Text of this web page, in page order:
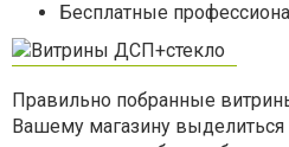
Бесплатные
Правильно побранные
Вашему магазину выделиться